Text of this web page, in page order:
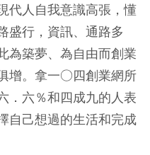
代人自我意識高張，懂
盛行，資訊、通路多
為築夢、為自由而創業
增。拿一○四創業網所
．六％和四成九的人表
自己想過的生活和完成